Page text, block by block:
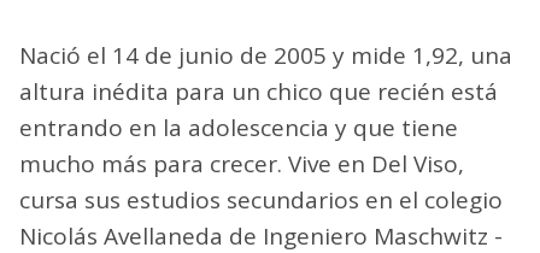
Nació el 14 de junio de 2005 y mide 1,92, una
altura inédita para un chico que recién está
entrando en la adolescencia y que tiene
mucho más para crecer. Vive en Del Viso,
cursa sus estudios secundarios en el colegio
Nicolás Avellaneda de Ingeniero Maschwitz -